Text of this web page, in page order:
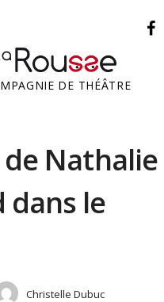
DE THÉÂTRE
Nathalie
dans le
Christelle Dubuc